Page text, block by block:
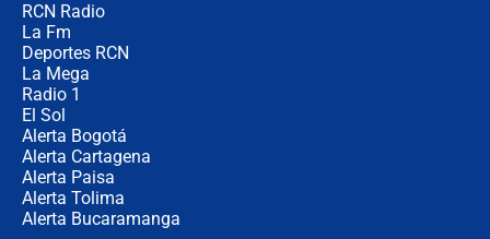
RCN Radio
La Fm
Deportes RCN
La Mega
Radio 1
El Sol
Alerta Bogotá
Alerta Cartagena
Alerta Paisa
Alerta Tolima
Alerta Bucaramanga